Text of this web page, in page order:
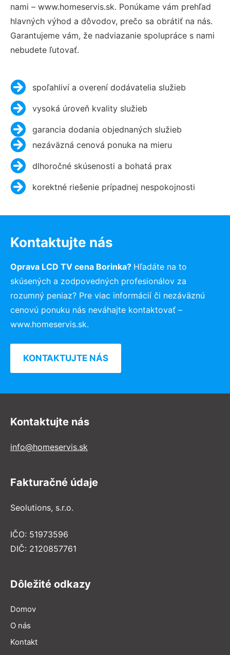
nami – www.homeservis.sk. Ponúkame vám prehľad
hlavných výhod a dôvodov, prečo sa obrátiť na nás.
Garantujeme vám, že nadviazanie spolupráce s nami
nebudete ľutovať.
spoľahliví a overení dodávatelia služieb
vysoká úroveň kvality služieb
garancia dodania objednaných služieb
nezáväzná cenová ponuka na mieru
dlhoročné skúsenosti a bohatá prax
korektné riešenie prípadnej nespokojnosti
Kontaktujte nás
Oprava LCD TV cena Borinka? Hľadáte na to
skúsených a zodpovedných profesionálov za
rozumný peniaz? Pre viac informácií či nezáväznú
cenovú ponuku nás neváhajte kontaktovať –
www.homeservis.sk.
KONTAKTUJTE NÁS
Kontaktujte nás
info@homeservis.sk
Fakturačné údaje
Seolutions, s.r.o.
IČO: 51973596
DIČ: 2120857761
Dôležité odkazy
Domov
O nás
Kontakt